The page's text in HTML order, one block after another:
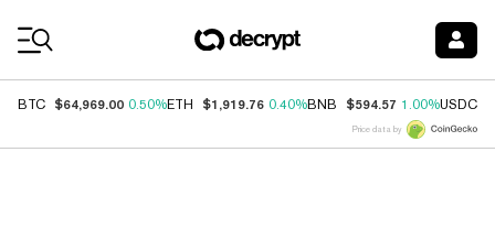
BTC $64,969.00 0.50%ETH $1,919.76 0.40%BNB $594.57 1.00%USDC
Price data by